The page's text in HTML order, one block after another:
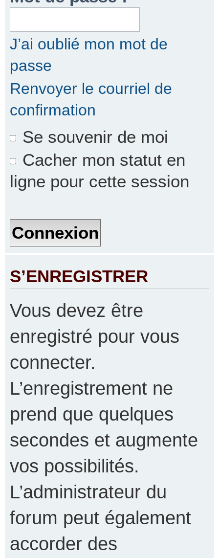
J’ai oublié mon mot de
passe
Renvoyer le courriel de
confirmation
Se souvenir de moi
Cacher mon statut en
ligne pour cette session
S’ENREGISTRER
Vous devez être
enregistré pour vous
connecter.
L’enregistrement ne
prend que quelques
secondes et augmente
vos possibilités.
L’administrateur du
forum peut également
accorder des